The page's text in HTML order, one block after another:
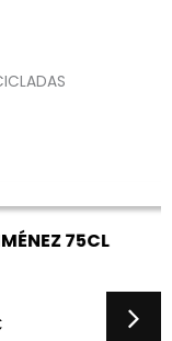
75CL